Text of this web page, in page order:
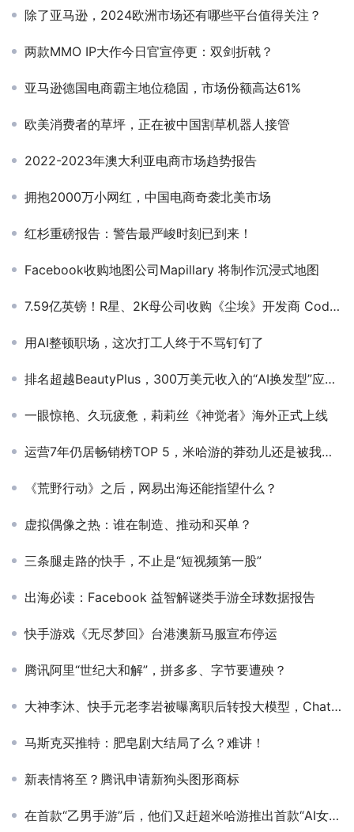
除了亚马逊，2024欧洲市场还有哪些平台值得关注？
两款MMO IP大作今日官宣停更：双剑折戟？
亚马逊德国电商霸主地位稳固，市场份额高达61%
欧美消费者的草坪，正在被中国割草机器人接管
2022-2023年澳大利亚电商市场趋势报告
拥抱2000万小网红，中国电商奇袭北美市场
红杉重磅报告：警告最严峻时刻已到来！
Facebook收购地图公司Mapillary 将制作沉浸式地图
7.59亿英镑！R星、2K母公司收购《尘埃》开发商 Codemasters
用AI整顿职场，这次打工人终于不骂钉钉了
排名超越BeautyPlus，300万美元收入的“AI换发型”应用爆火美国
一眼惊艳、久玩疲惫，莉莉丝《神觉者》海外正式上线
运营7年仍居畅销榜TOP 5，米哈游的莽劲儿还是被我们低估了
《荒野行动》之后，网易出海还能指望什么？
虚拟偶像之热：谁在制造、推动和买单？
三条腿走路的快手，不止是“短视频第一股”
出海必读：Facebook 益智解谜类手游全球数据报告
快手游戏《无尽梦回》台港澳新马服宣布停运
腾讯阿里“世纪大和解”，拼多多、字节要遭殃？
大神李沐、快手元老李岩被曝离职后转投大模型，ChatGPT掀起AI创业狂飙
马斯克买推特：肥皂剧大结局了么？难讲！
新表情将至？腾讯申请新狗头图形商标
在首款“乙男手游”后，他们又赶超米哈游推出首款“AI女友”